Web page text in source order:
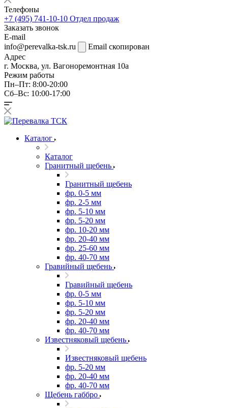
Телефоны
+7 (495) 741-10-10 Отдел продаж
Заказать звонок
E-mail
info@perevalka-tsk.ru
Email скопирован
Адрес
г. Москва, ул. Вагоноремонтная 10а
Режим работы
Пн–Пт: 8:00-20:00
Сб–Вс: 10:00-17:00
Каталог
Каталог
Гранитный щебень
Гранитный щебень
фр. 0-5 мм
фр. 2-5 мм
фр. 5-10 мм
фр. 5-20 мм
фр. 10-20 мм
фр. 20-40 мм
фр. 25-60 мм
фр. 40-70 мм
Гравийный щебень
Гравийный щебень
фр. 0-5 мм
фр. 5-10 мм
фр. 5-20 мм
фр. 20-40 мм
фр. 40-70 мм
Известняковый щебень
Известняковый щебень
фр. 5-20 мм
фр. 20-40 мм
фр. 40-70 мм
Щебень габбро